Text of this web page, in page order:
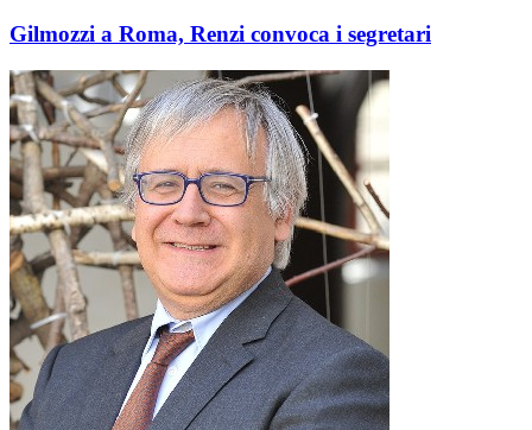
Gilmozzi a Roma, Renzi convoca i segretari